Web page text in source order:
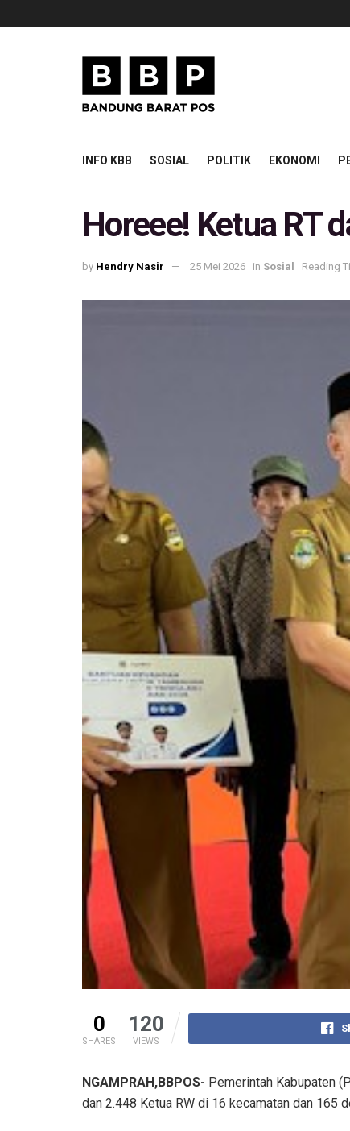
INFO KBB SOSIAL POLITIK EKONOMI
Horeee! Ketua RT
by Hendry Nasir 25 Mei 2026 in Sosial Reading
0
SHARES
120
VIEWS
NGAMPRAH,BBPOS- Pemerintah Kabupaten
dan 2.448 Ketua RW di 16 kecamatan dan 165